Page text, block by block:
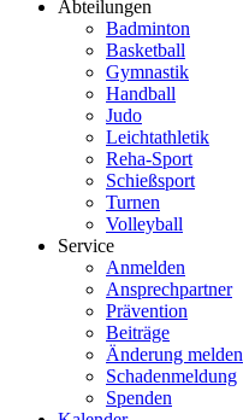
Abteilungen
Badminton
Basketball
Gymnastik
Handball
Judo
Leichtathletik
Reha-Sport
Schießsport
Turnen
Volleyball
Service
Anmelden
Ansprechpartner
Prävention
Beiträge
Änderung melden
Schadenmeldung
Spenden